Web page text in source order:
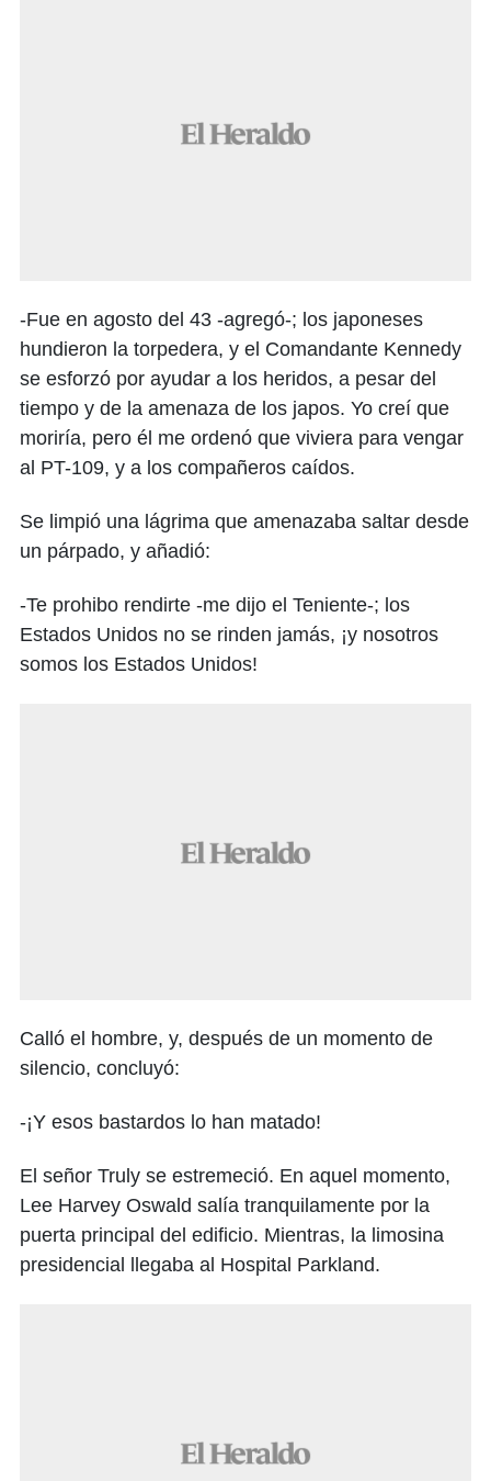
-Fue en agosto del 43 -agregó-; los japoneses
hundieron la torpedera, y el Comandante Kennedy
se esforzó por ayudar a los heridos, a pesar del
tiempo y de la amenaza de los japos. Yo creí que
moriría, pero él me ordenó que viviera para vengar
al PT-109, y a los compañeros caídos.
Se limpió una lágrima que amenazaba saltar desde
un párpado, y añadió:
-Te prohibo rendirte -me dijo el Teniente-; los
Estados Unidos no se rinden jamás, ¡y nosotros
somos los Estados Unidos!
Calló el hombre, y, después de un momento de
silencio, concluyó:
-¡Y esos bastardos lo han matado!
El señor Truly se estremeció. En aquel momento,
Lee Harvey Oswald salía tranquilamente por la
puerta principal del edificio. Mientras, la limosina
presidencial llegaba al Hospital Parkland.